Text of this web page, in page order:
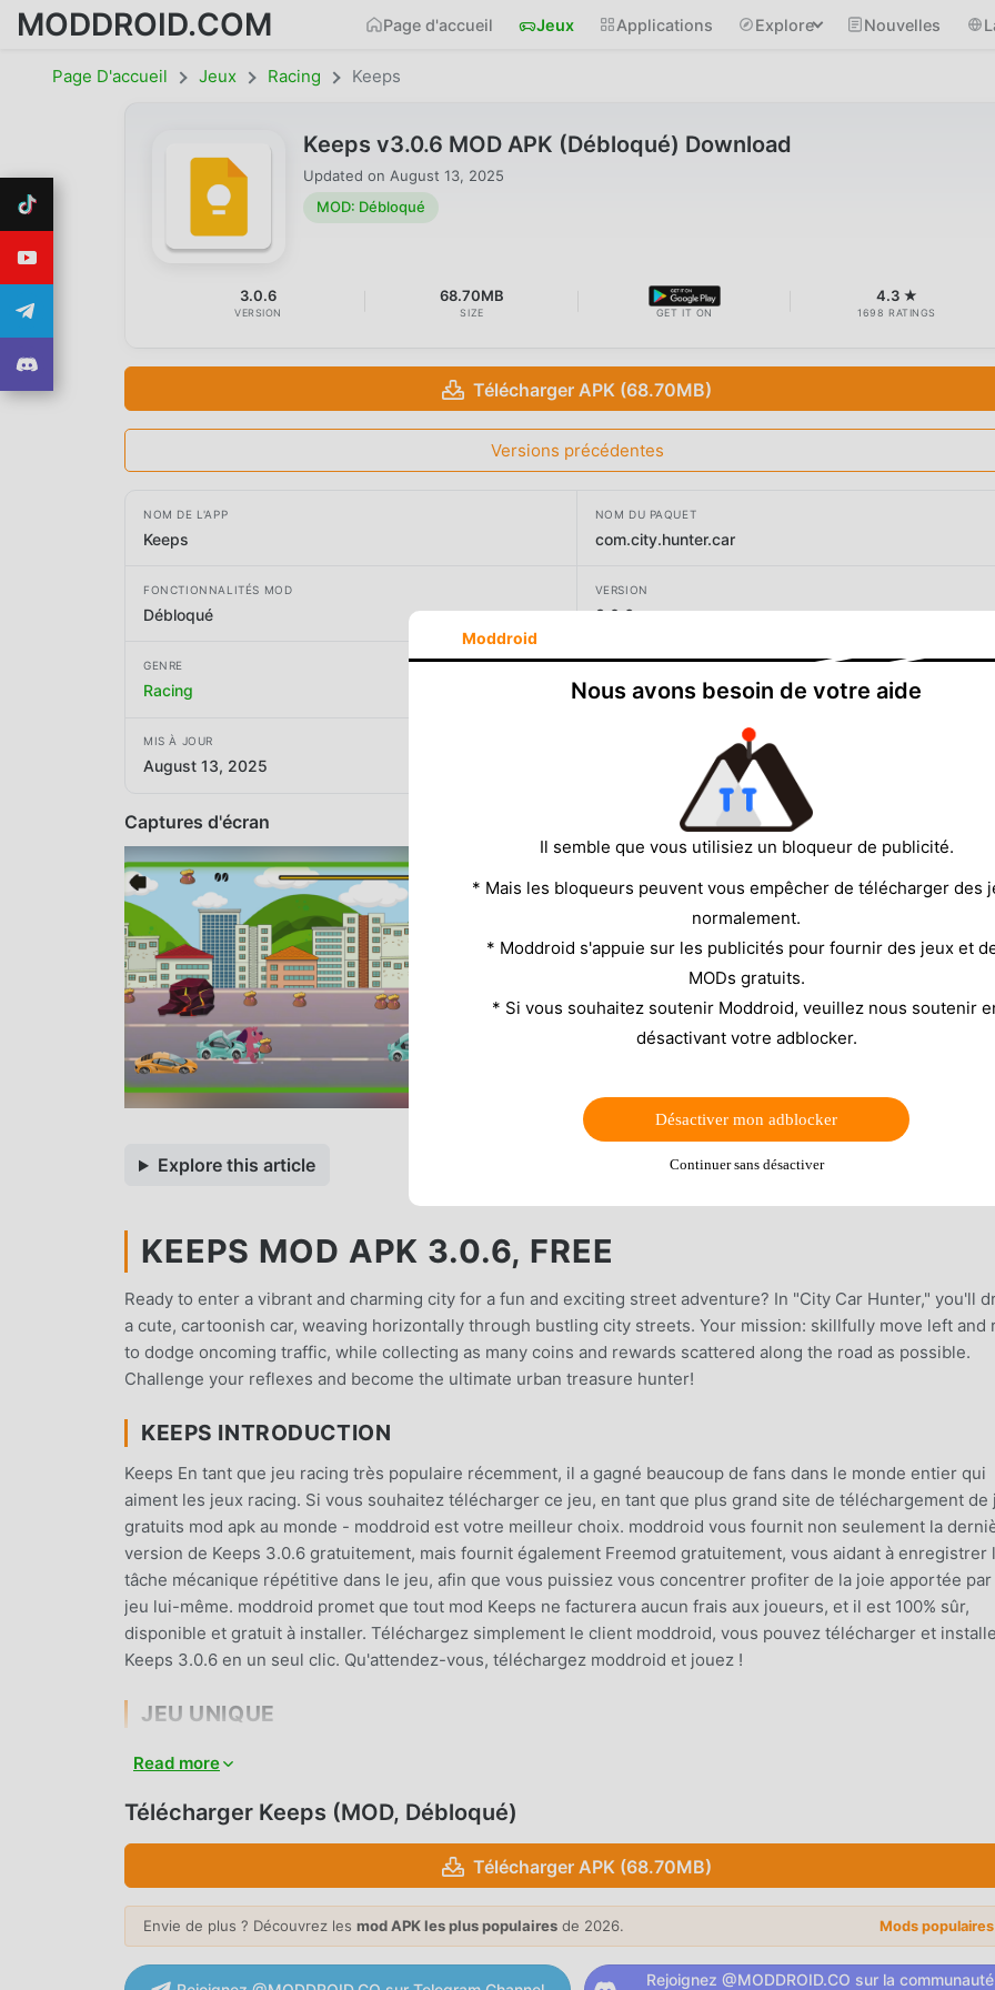
MODDROID.COM Page d'accueil Jeux Applications Explore Nouvelles
Page D'accueil Jeux Racing Keeps
Keeps v3.0.6 MOD APK (Débloqué) Download
Updated on August 13, 2025
MOD: Débloqué
3.0.6
VERSION
68.70MB
SIZE GET IT ON
4.3 ★
1698 RATINGS
Télécharger APK (68.70MB)
Versions précédentes
NOM DE L'APP
Keeps
NOM DU PAQUET
com.city.hunter.car
FONCTIONNALITÉS MOD
Débloqué
VERSION
3.0.6
GENRE
Racing
DÉVELOPPEUR
Impulsive Creations
MIS À JOUR
August 13, 2025
Captures d'écran
Explore this article
KEEPS MOD APK 3.0.6, FREE
Ready to enter a vibrant and charming city for a fun and exciting street adventure? In "City Car Hunter," you'll
a cute, cartoonish car, weaving horizontally through bustling city streets. Your mission: skillfully move left and
to dodge oncoming traffic, while collecting as many coins and rewards scattered along the road as possible.
Challenge your reflexes and become the ultimate urban treasure hunter!
KEEPS INTRODUCTION
Keeps En tant que jeu racing très populaire récemment, il a gagné beaucoup de fans dans le monde entier qui
aiment les jeux racing. Si vous souhaitez télécharger ce jeu, en tant que plus grand site de téléchargement de
gratuits mod apk au monde - moddroid est votre meilleur choix. moddroid vous fournit non seulement la
version de Keeps 3.0.6 gratuitement, mais fournit également Freemod gratuitement, vous aidant à enregistrer
tâche mécanique répétitive dans le jeu, afin que vous puissiez vous concentrer profiter de la joie apportée par
jeu lui-même. moddroid promet que tout mod Keeps ne facturera aucun frais aux joueurs, et il est 100% sûr,
disponible et gratuit à installer. Téléchargez simplement le client moddroid, vous pouvez télécharger et
Keeps 3.0.6 en un seul clic. Qu'attendez-vous, téléchargez moddroid et jouez !
JEU UNIQUE
Keeps En tant que jeu racing populaire, son gameplay unique lui a permis de gagner un grand nombre de fans à
novice, vous pouvez donc facilement démarrer tout le jeu et profiter de la joie apportée par les jeux classiques
jeux racing, vous permettant de communiquer et de partager avec tous les amateurs de jeux racing du monde
entier, qu'attendez-vous, rejoignez moddroid et profitez du racing jeu avec tous les partenaires mondiaux
BEL ÉCRAN
Comme les jeux racing traditionnels, Keeps a un style artistique unique, et ses graphismes, cartes et
Read more
Télécharger Keeps (MOD, Débloqué)
Télécharger APK (68.70MB)
Envie de plus ? Découvrez les mod APK les plus populaires de 2026. Mods
Rejoignez @MODDROID.CO sur la communauté
Moddroid
Nous avons besoin de votre aide
Il semble que vous utilisiez un bloqueur de publicité.
* Mais les bloqueurs peuvent vous empêcher de télécharger des
normalement.
* Moddroid s'appuie sur les publicités pour fournir des jeux et
MODs gratuits.
* Si vous souhaitez soutenir Moddroid, veuillez nous soutenir
désactivant votre adblocker.
Désactiver mon adblocker
Continuer sans désactiver